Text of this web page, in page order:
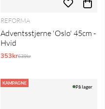
REFORMA
Adventsstjerne 'Oslo' 45cm -
Hvid
353krNormalpris:
639kr
KAMPAGNE
På lager